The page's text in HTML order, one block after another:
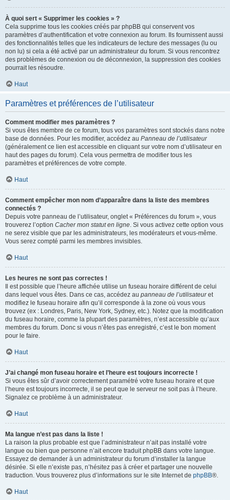
À quoi sert « Supprimer les cookies » ?
Cela supprime tous les cookies créés par phpBB qui conservent vos
paramètres d’authentification et votre connexion au forum. Ils fournissent aussi
des fonctionnalités telles que les indicateurs de lecture des messages (lu ou
non lu) si cela a été activé par un administrateur du forum. Si vous rencontrez
des problèmes de connexion ou de déconnexion, la suppression des cookies
pourrait les résoudre.
Haut
Paramètres et préférences de l’utilisateur
Comment modifier mes paramètres ?
Si vous êtes membre de ce forum, tous vos paramètres sont stockés dans notre
base de données. Pour les modifier, accédez au Panneau de l’utilisateur
(généralement ce lien est accessible en cliquant sur votre nom d’utilisateur en
haut des pages du forum). Cela vous permettra de modifier tous les
paramètres et préférences de votre compte.
Haut
Comment empêcher mon nom d’apparaître dans la liste des membres
connectés ?
Depuis votre panneau de l’utilisateur, onglet « Préférences du forum », vous
trouverez l’option Cacher mon statut en ligne. Si vous activez cette option vous
ne serez visible que par les administrateurs, les modérateurs et vous-même.
Vous serez compté parmi les membres invisibles.
Haut
Les heures ne sont pas correctes !
Il est possible que l’heure affichée utilise un fuseau horaire différent de celui
dans lequel vous êtes. Dans ce cas, accédez au panneau de l’utilisateuret
modifiez le fuseau horaire afin qu’il corresponde à la zone où vous vous
trouvez (ex : Londres, Paris, New York, Sydney, etc.). Notez que la modification
du fuseau horaire, comme la plupart des paramètres, n’est accessible qu’aux
membres du forum. Donc si vous n’êtes pas enregistré, c’est le bon moment
pour le faire.
Haut
J’ai changé mon fuseau horaire et l’heure est toujours incorrecte !
Si vous êtes sûr d’avoir correctement paramétré votre fuseau horaire et que
l’heure est toujours incorrecte, il se peut que le serveur ne soit pas à l’heure.
Signalez ce problème à un administrateur.
Haut
Ma langue n’est pas dans la liste !
La raison la plus probable est que l’administrateur n’ait pas installé votre
langue ou bien que personne n’ait encore traduit phpBB dans votre langue.
Essayez de demander à un administrateur du forum d’installer la langue
désirée. Si elle n’existe pas, n’hésitez pas à créer et partager une nouvelle
traduction. Vous trouverez plus d’informations sur le site Internet de phpBB®.
Haut